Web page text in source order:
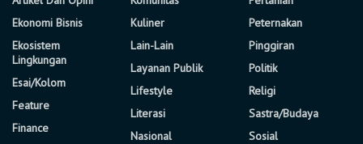
Ekonomi Bisnis
Ekosistem
Lingkungan
Esai/Kolom
Feature
Finance
Kuliner
Lain-Lain
Layanan Publik
Lifestyle
Literasi
Nasional
Peternakan
Pinggiran
Politik
Religi
Sastra/Budaya
Sosial